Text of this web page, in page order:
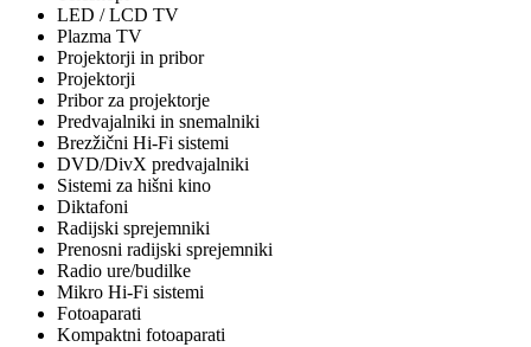
LED / LCD TV
Plazma TV
Projektorji in pribor
Projektorji
Pribor za projektorje
Predvajalniki in snemalniki
Brezžični Hi-Fi sistemi
DVD/DivX predvajalniki
Sistemi za hišni kino
Diktafoni
Radijski sprejemniki
Prenosni radijski sprejemniki
Radio ure/budilke
Mikro Hi-Fi sistemi
Fotoaparati
Kompaktni fotoaparati